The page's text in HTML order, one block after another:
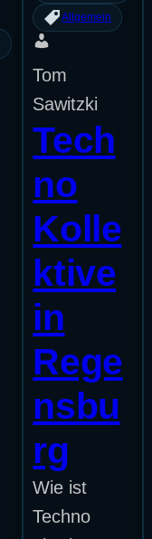
Allgemein
Tom
Sawitzki
Tech
no
Kolle
ktive
in
Rege
nsbu
rg
Wie ist
Techno